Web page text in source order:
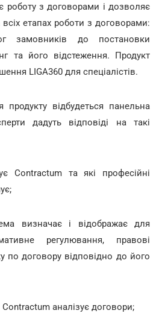
роботу з договорами і дозволяє
всіх етапах роботи з договорами:
замовників до постановки
та його відстеження. Продукт
LIGA360 для спеціалістів.
продукту відбудеться панельна
дадуть відповіді на такі
Contractum та які професійні
визначає і відображає для
регулювання, правові
по договору відповідно до його
аналізує договори;